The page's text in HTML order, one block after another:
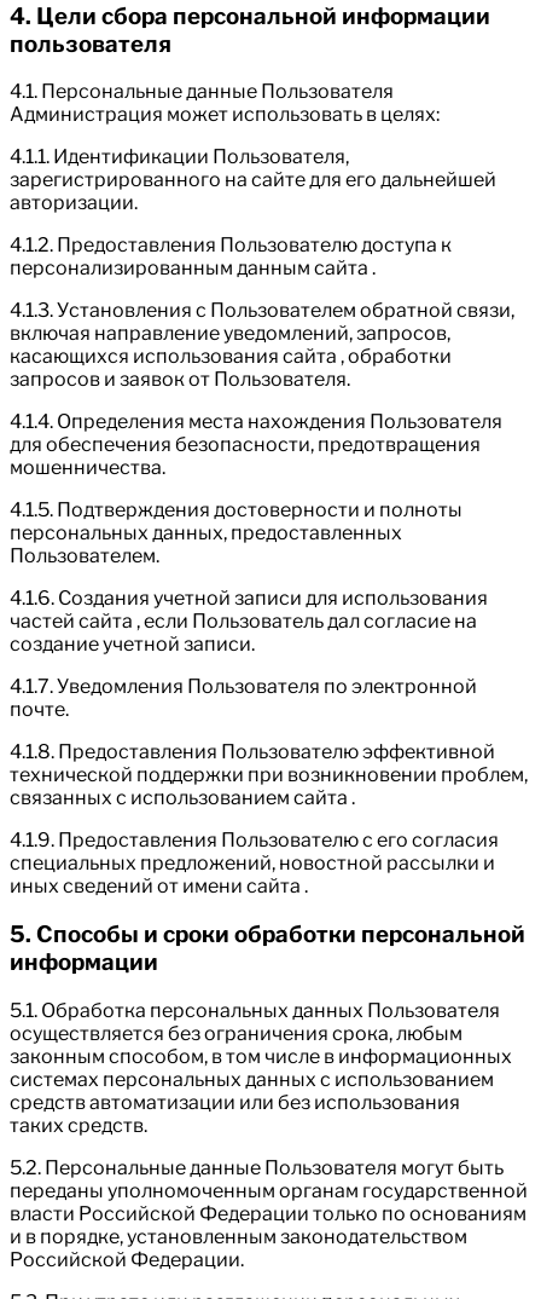
4. Цели сбора персональной информации
пользователя
4.1. Персональные данные Пользователя
Администрация может использовать в целях:
4.1.1. Идентификации Пользователя,
зарегистрированного на сайте для его дальнейшей
авторизации.
4.1.2. Предоставления Пользователю доступа к
персонализированным данным сайта .
4.1.3. Установления с Пользователем обратной связи,
включая направление уведомлений, запросов,
касающихся использования сайта , обработки
запросов и заявок от Пользователя.
4.1.4. Определения места нахождения Пользователя
для обеспечения безопасности, предотвращения
мошенничества.
4.1.5. Подтверждения достоверности и полноты
персональных данных, предоставленных
Пользователем.
4.1.6. Создания учетной записи для использования
частей сайта , если Пользователь дал согласие на
создание учетной записи.
4.1.7. Уведомления Пользователя по электронной
почте.
4.1.8. Предоставления Пользователю эффективной
технической поддержки при возникновении проблем,
связанных с использованием сайта .
4.1.9. Предоставления Пользователю с его согласия
специальных предложений, новостной рассылки и
иных сведений от имени сайта .
5. Способы и сроки обработки персональной
информации
5.1. Обработка персональных данных Пользователя
осуществляется без ограничения срока, любым
законным способом, в том числе в информационных
системах персональных данных с использованием
средств автоматизации или без использования
таких средств.
5.2. Персональные данные Пользователя могут быть
переданы уполномоченным органам государственной
власти Российской Федерации только по основаниям
и в порядке, установленным законодательством
Российской Федерации.